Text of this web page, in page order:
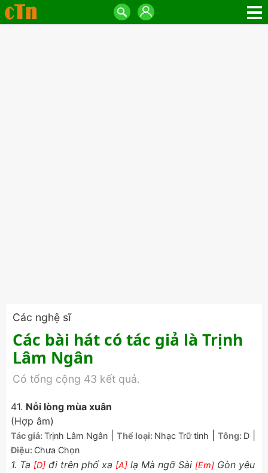
Các nghệ sĩ
Các bài hát có tác giả là Trịnh
Lâm Ngân
Có tổng cộng 43 kết quả.
41. Nỗi lòng mùa xuân
(Hợp âm)
Tác giả:Trịnh Lâm Ngân Thể loại: Nhạc Trữ tình Tông: D
Điệu: Chưa Chọn
1. Ta [D] đi trên phố xa [A] lạ Mà ngỡ Sài [Em] Gòn yêu